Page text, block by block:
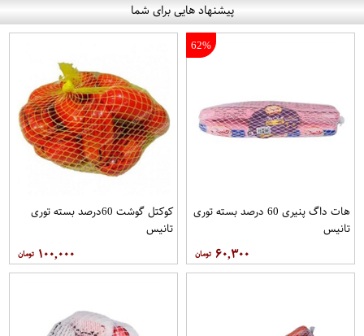
پیشنهاد هایی برای شما
62%
هات داگ پنیری 60 درصد بسته توری
تانیس
۶۰,۳۰۰
کوکتل گوشت 60درصد بسته توری
تانیس
۱۰۰,۰۰۰